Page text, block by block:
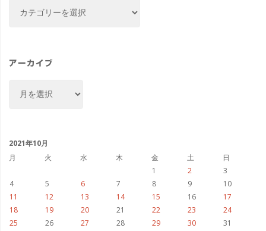
ー
アーカイブ
ブ
2021年10月
月
火 水 木 金 土
日
1
2
3
4
5 6 7 8 9
10
11
12 13 14 15 16
17
18
19 20 21 22 23
24
25
26 27 28 29 30 31